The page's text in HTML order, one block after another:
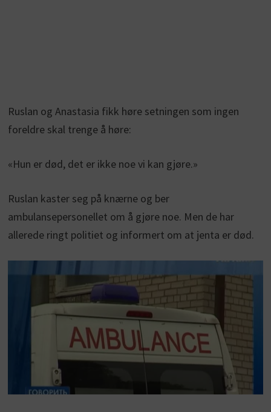
Ruslan og Anastasia fikk høre setningen som ingen
foreldre skal trenge å høre:
«Hun er død, det er ikke noe vi kan gjøre.»
Ruslan kaster seg på knærne og ber
ambulansepersonellet om å gjøre noe. Men de har
allerede ringt politiet og informert om at jenta er død.